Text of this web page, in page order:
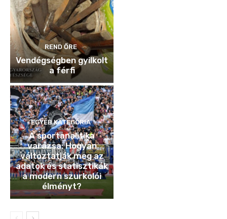
REND ŐRE
Vendégségben gyilkolt
a férfi
EGYÉB KATEGÓRIA
A sportanalitika
varázsa: Hogyan
változtatják meg az
adatok és statisztikák
a modern szurkolói
élményt?